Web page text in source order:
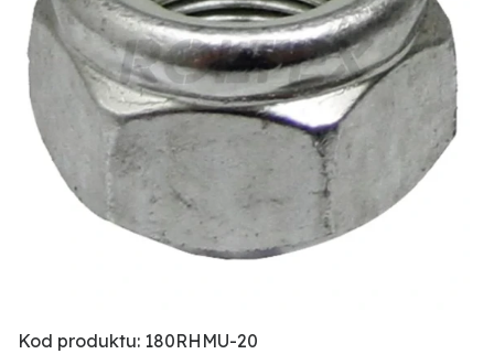
Kod produktu: 180RHMU-20